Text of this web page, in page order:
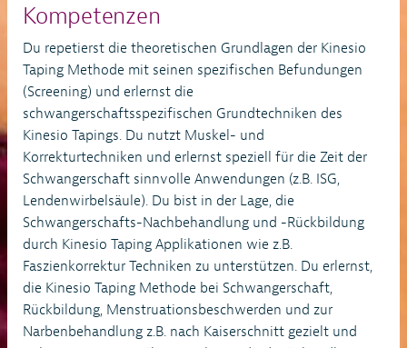
Kompetenzen
Du repetierst die theoretischen Grundlagen der Kinesio
Taping Methode mit seinen spezifischen Befundungen
(Screening) und erlernst die
schwangerschaftsspezifischen Grundtechniken des
Kinesio Tapings. Du nutzt Muskel- und
Korrekturtechniken und erlernst speziell für die Zeit der
Schwangerschaft sinnvolle Anwendungen (z.B. ISG,
Lendenwirbelsäule). Du bist in der Lage, die
Schwangerschafts-Nachbehandlung und -Rückbildung
durch Kinesio Taping Applikationen wie z.B.
Faszienkorrektur Techniken zu unterstützen. Du erlernst,
die Kinesio Taping Methode bei Schwangerschaft,
Rückbildung, Menstruationsbeschwerden und zur
Narbenbehandlung z.B. nach Kaiserschnitt gezielt und